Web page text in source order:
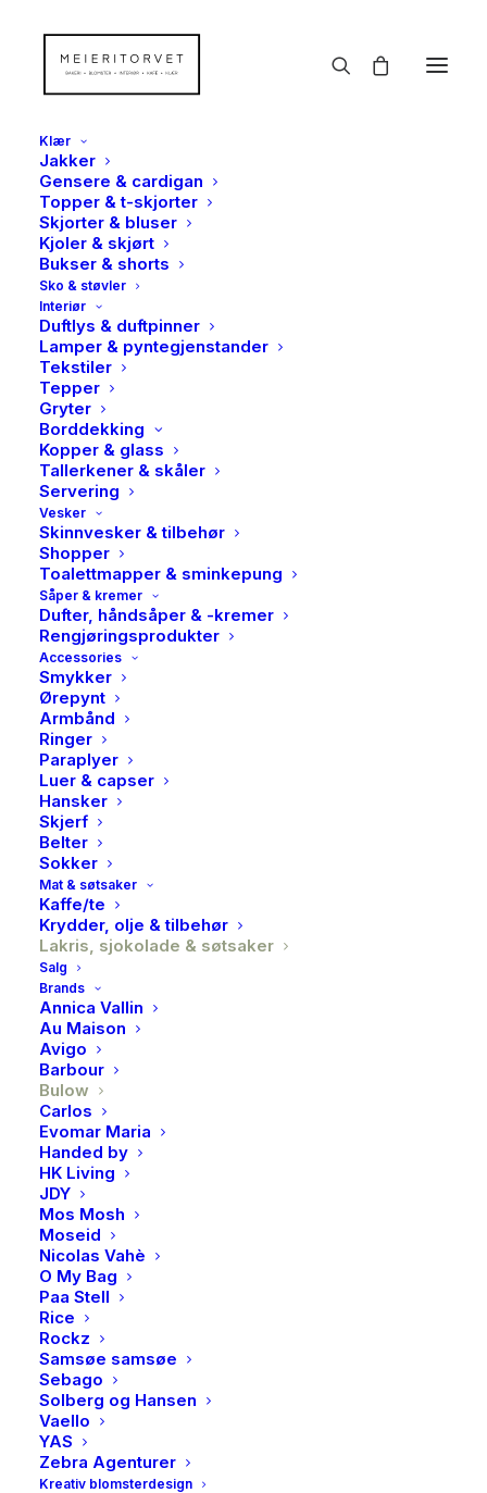
Klær
Jakker
Gensere & cardigan
Topper & t-skjorter
Skjorter & bluser
Kjoler & skjørt
Bukser & shorts
Sko & støvler
Interiør
Duftlys & duftpinner
Lamper & pyntegjenstander
Tekstiler
Tepper
Gryter
Borddekking
Kopper & glass
Tallerkener & skåler
Servering
Vesker
Skinnvesker & tilbehør
Shopper
Toalettmapper & sminkepung
Såper & kremer
Dufter, håndsåper & -kremer
Rengjøringsprodukter
Accessories
Smykker
Ørepynt
Armbånd
Ringer
Paraplyer
Luer & capser
Hansker
Skjerf
Belter
Sokker
Mat & søtsaker
Kaffe/te
Krydder, olje & tilbehør
Lakris, sjokolade & søtsaker
Salg
Brands
Annica Vallin
Au Maison
Avigo
Barbour
Bulow
Carlos
Evomar Maria
Handed by
HK Living
JDY
Mos Mosh
Moseid
Nicolas Vahè
O My Bag
Paa Stell
Rice
Rockz
Samsøe samsøe
Sebago
Solberg og Hansen
Vaello
YAS
Zebra Agenturer
Kreativ blomsterdesign
Lakris Bulow, Classic
caramel small 115g
129,00kr
Det er vanskelig å tenke seg en mer vinnende
kombinasjon enn søt lakris sammen med myk
dulcesjokolade. Tilsett så en klype sprø havsaltflak
bare for å kile smaksløkene. Ikke rart at dette ble en
ekte klassiker, CLASSIC CARAMEL.
Utsolgt
Produktnummer
Kategori
Brand
BESKRIVELSE
BESKRIVELSE